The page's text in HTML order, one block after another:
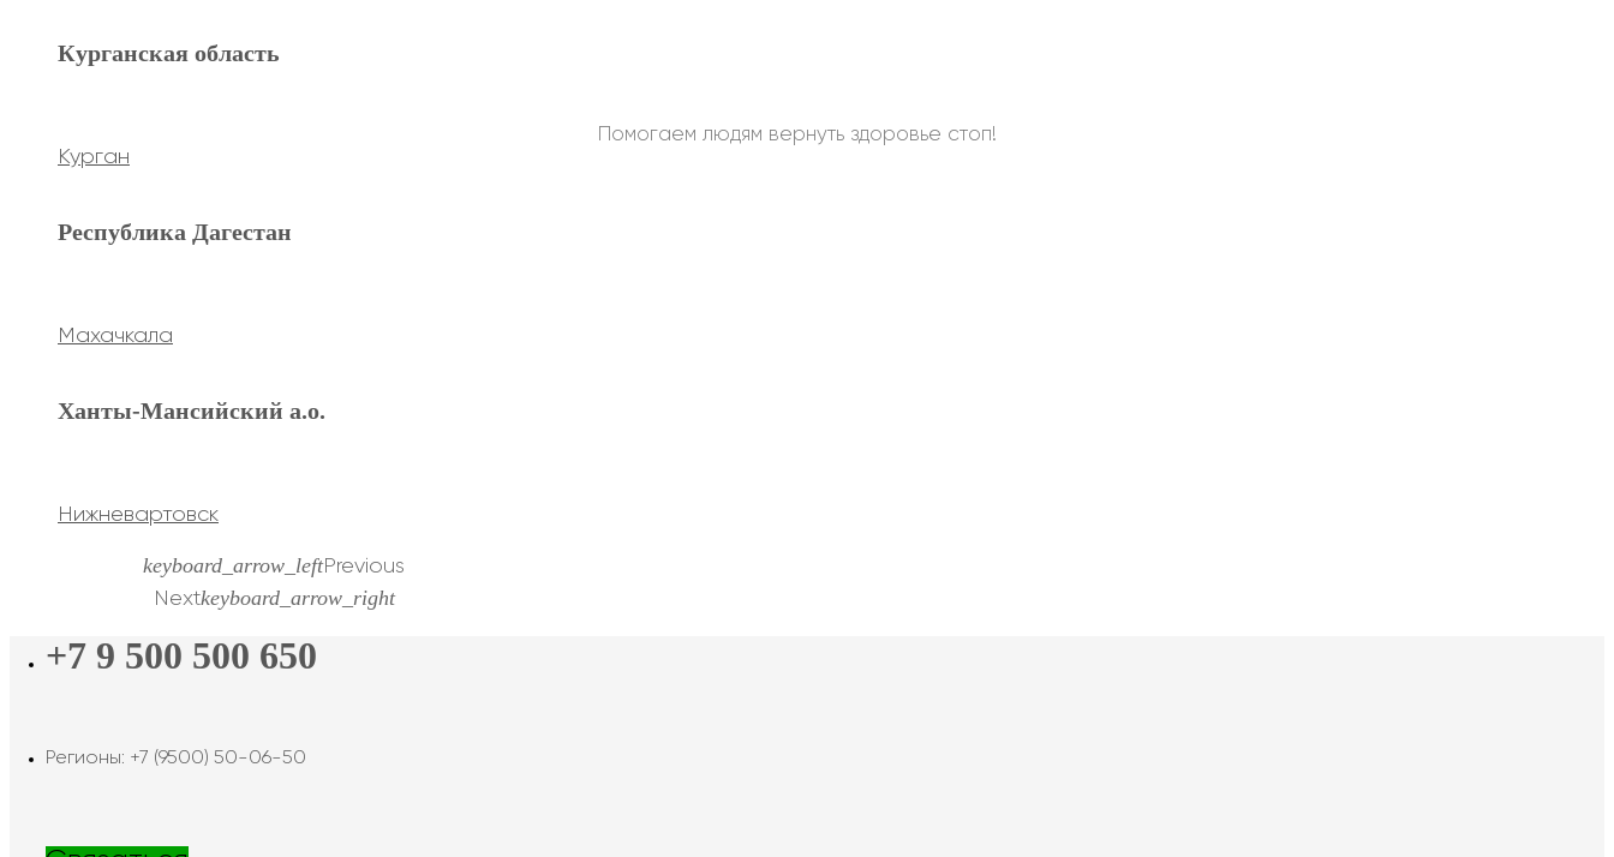
Помогаем людям вернуть здоровье стоп!
Курганская область
Курган
Республика Дагестан
Махачкала
Ханты-Мансийский а.о.
Нижневартовск
keyboard_arrow_leftPrevious
Nextkeyboard_arrow_right
+7 9 500 500 650
Регионы: +7 (9500) 50-06-50